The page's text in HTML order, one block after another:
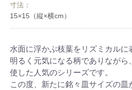
寸法：
水面に浮かぶ枝葉をリズミカルに
明るく元気になる柄でありながら
使した人気のシリーズです。
この度、新たに銘々皿サイズの皿